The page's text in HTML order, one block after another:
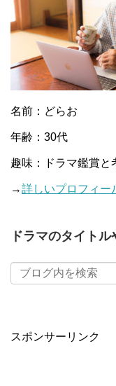
名前：どらお
年齢：30代
趣味：ドラマ鑑賞と
→詳しいプロフィー
ドラマのタイト
スポンサーリンク